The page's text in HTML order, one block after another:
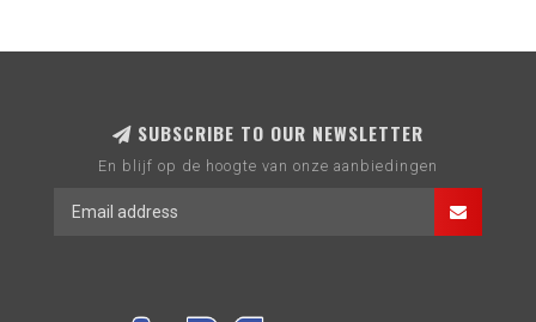
SUBSCRIBE TO OUR NEWSLETTER
En blijf op de hoogte van onze aanbiedingen